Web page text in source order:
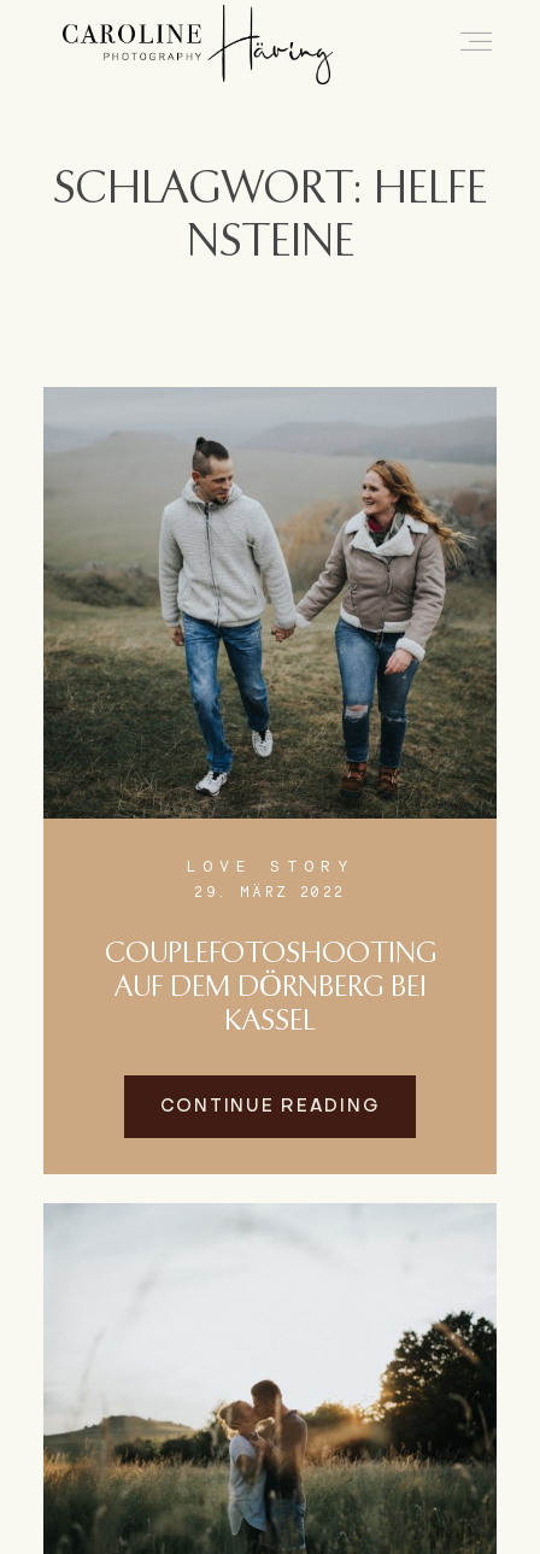
SCHLAGWORT: HELFE
NSTEINE
LOVE STORY
29. MÄRZ 2022
COUPLEFOTOSHOOTING
AUF DEM DÖRNBERG BEI
KASSEL
CONTINUE READING
Caro
Kontakt